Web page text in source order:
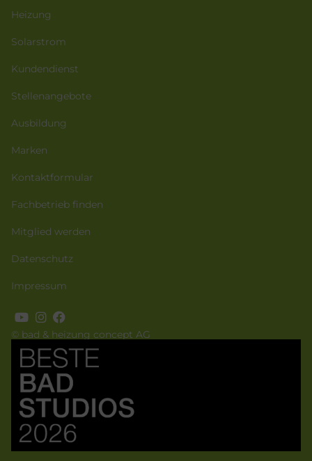
© bad & heizung concept AG
Heizung
Solarstrom
Kundendienst
Stellenangebote
Ausbildung
Marken
Kontaktformular
Fachbetrieb finden
Mitglied werden
Datenschutz
Impressum